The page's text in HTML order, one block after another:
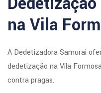
na Vila
A Dedetizadora Samurai
dedetização na Vila
contra pragas.